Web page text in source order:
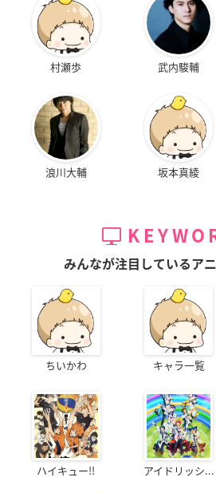
村瀬歩 武内駿輔
浪川大輔 坂本真綾
みんなが注目しているア
ちいかわ キャラ一覧
ハイキュー!! アイドリッシ...